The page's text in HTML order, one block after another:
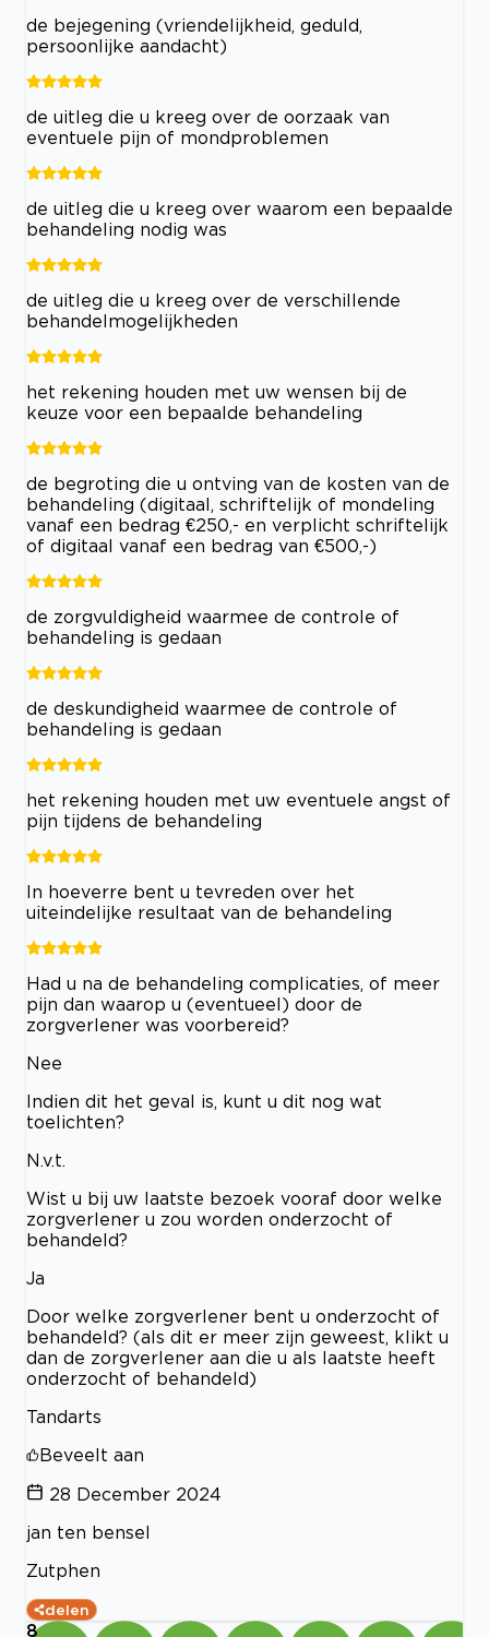
de bejegening (vriendelijkheid, geduld,
persoonlijke aandacht)
de uitleg die u kreeg over de oorzaak van
eventuele pijn of mondproblemen
de uitleg die u kreeg over waarom een bepaalde
behandeling nodig was
de uitleg die u kreeg over de verschillende
behandelmogelijkheden
het rekening houden met uw wensen bij de
keuze voor een bepaalde behandeling
de begroting die u ontving van de kosten van de
behandeling (digitaal, schriftelijk of mondeling
vanaf een bedrag €250,- en verplicht schriftelijk
of digitaal vanaf een bedrag van €500,-)
de zorgvuldigheid waarmee de controle of
behandeling is gedaan
de deskundigheid waarmee de controle of
behandeling is gedaan
het rekening houden met uw eventuele angst of
pijn tijdens de behandeling
In hoeverre bent u tevreden over het
uiteindelijke resultaat van de behandeling
Had u na de behandeling complicaties, of meer
pijn dan waarop u (eventueel) door de
zorgverlener was voorbereid?
Nee
Indien dit het geval is, kunt u dit nog wat
toelichten?
N.v.t.
Wist u bij uw laatste bezoek vooraf door welke
zorgverlener u zou worden onderzocht of
behandeld?
Ja
Door welke zorgverlener bent u onderzocht of
behandeld? (als dit er meer zijn geweest, klikt u
dan de zorgverlener aan die u als laatste heeft
onderzocht of behandeld)
Tandarts
Beveelt aan
28 December 2024
jan ten bensel
Zutphen
delen
8